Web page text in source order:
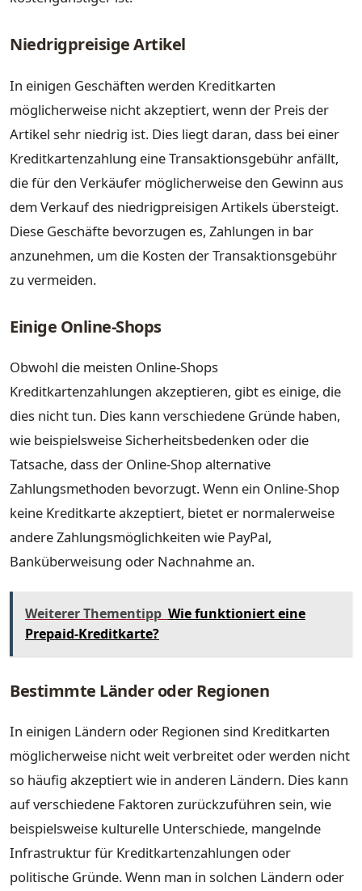
Niedrigpreisige Artikel
In einigen Geschäften werden Kreditkarten
möglicherweise nicht akzeptiert, wenn der Preis der
Artikel sehr niedrig ist. Dies liegt daran, dass bei einer
Kreditkartenzahlung eine Transaktionsgebühr anfällt,
die für den Verkäufer möglicherweise den Gewinn aus
dem Verkauf des niedrigpreisigen Artikels übersteigt.
Diese Geschäfte bevorzugen es, Zahlungen in bar
anzunehmen, um die Kosten der Transaktionsgebühr
zu vermeiden.
Einige Online-Shops
Obwohl die meisten Online-Shops
Kreditkartenzahlungen akzeptieren, gibt es einige, die
dies nicht tun. Dies kann verschiedene Gründe haben,
wie beispielsweise Sicherheitsbedenken oder die
Tatsache, dass der Online-Shop alternative
Zahlungsmethoden bevorzugt. Wenn ein Online-Shop
keine Kreditkarte akzeptiert, bietet er normalerweise
andere Zahlungsmöglichkeiten wie PayPal,
Banküberweisung oder Nachnahme an.
Weiterer Thementipp Wie funktioniert eine
Prepaid-Kreditkarte?
Bestimmte Länder oder Regionen
In einigen Ländern oder Regionen sind Kreditkarten
möglicherweise nicht weit verbreitet oder werden nicht
so häufig akzeptiert wie in anderen Ländern. Dies kann
auf verschiedene Faktoren zurückzuführen sein, wie
beispielsweise kulturelle Unterschiede, mangelnde
Infrastruktur für Kreditkartenzahlungen oder
politische Gründe. Wenn man in solchen Ländern oder